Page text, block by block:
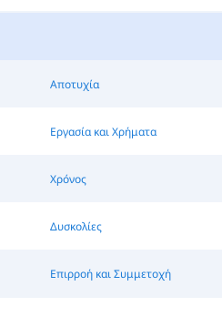
Αποτυχία
Εργασία και Χρήματα
Χρόνος
Δυσκολίες
Επιρροή και Συμμετοχή